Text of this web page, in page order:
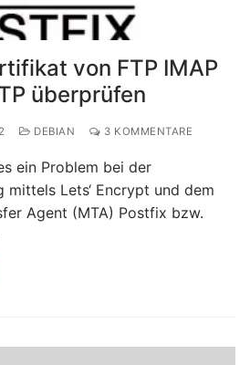
von FTP IMAP
überprüfen
DEBIAN 3 KOMMENTARE
ein Problem bei der
Lets‘ Encrypt und dem
Agent (MTA) Postfix bzw.